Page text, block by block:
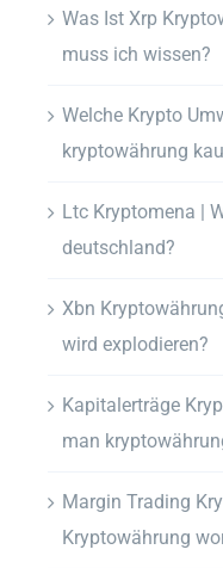
Was Ist Xrp
muss ich wissen?
Welche Krypto
kryptowährung
Ltc Kryptomena |
deutschland?
Xbn
wird explodieren?
Kapitalerträge
man
Margin Trading
Kryptowährung